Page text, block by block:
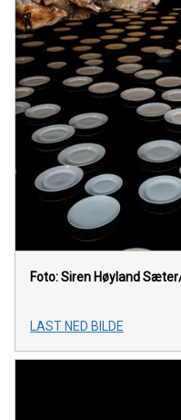
Foto: Siren Høyland
LAST NED BILDE